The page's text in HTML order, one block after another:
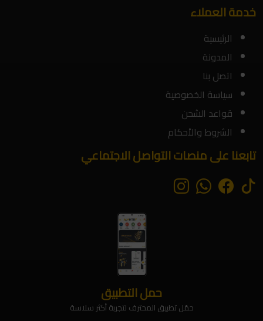
خدمة العملاء
الرئيسية
المدونة
اتصل بنا
سياسة الخصوصية
قواعد الشحن
الشروط والأحكام
تابعنا على منصات التواصل الاجتماعي
حمل التطبيق
حمّل تطبيق المحترف لتجربة أكثر سلاسة